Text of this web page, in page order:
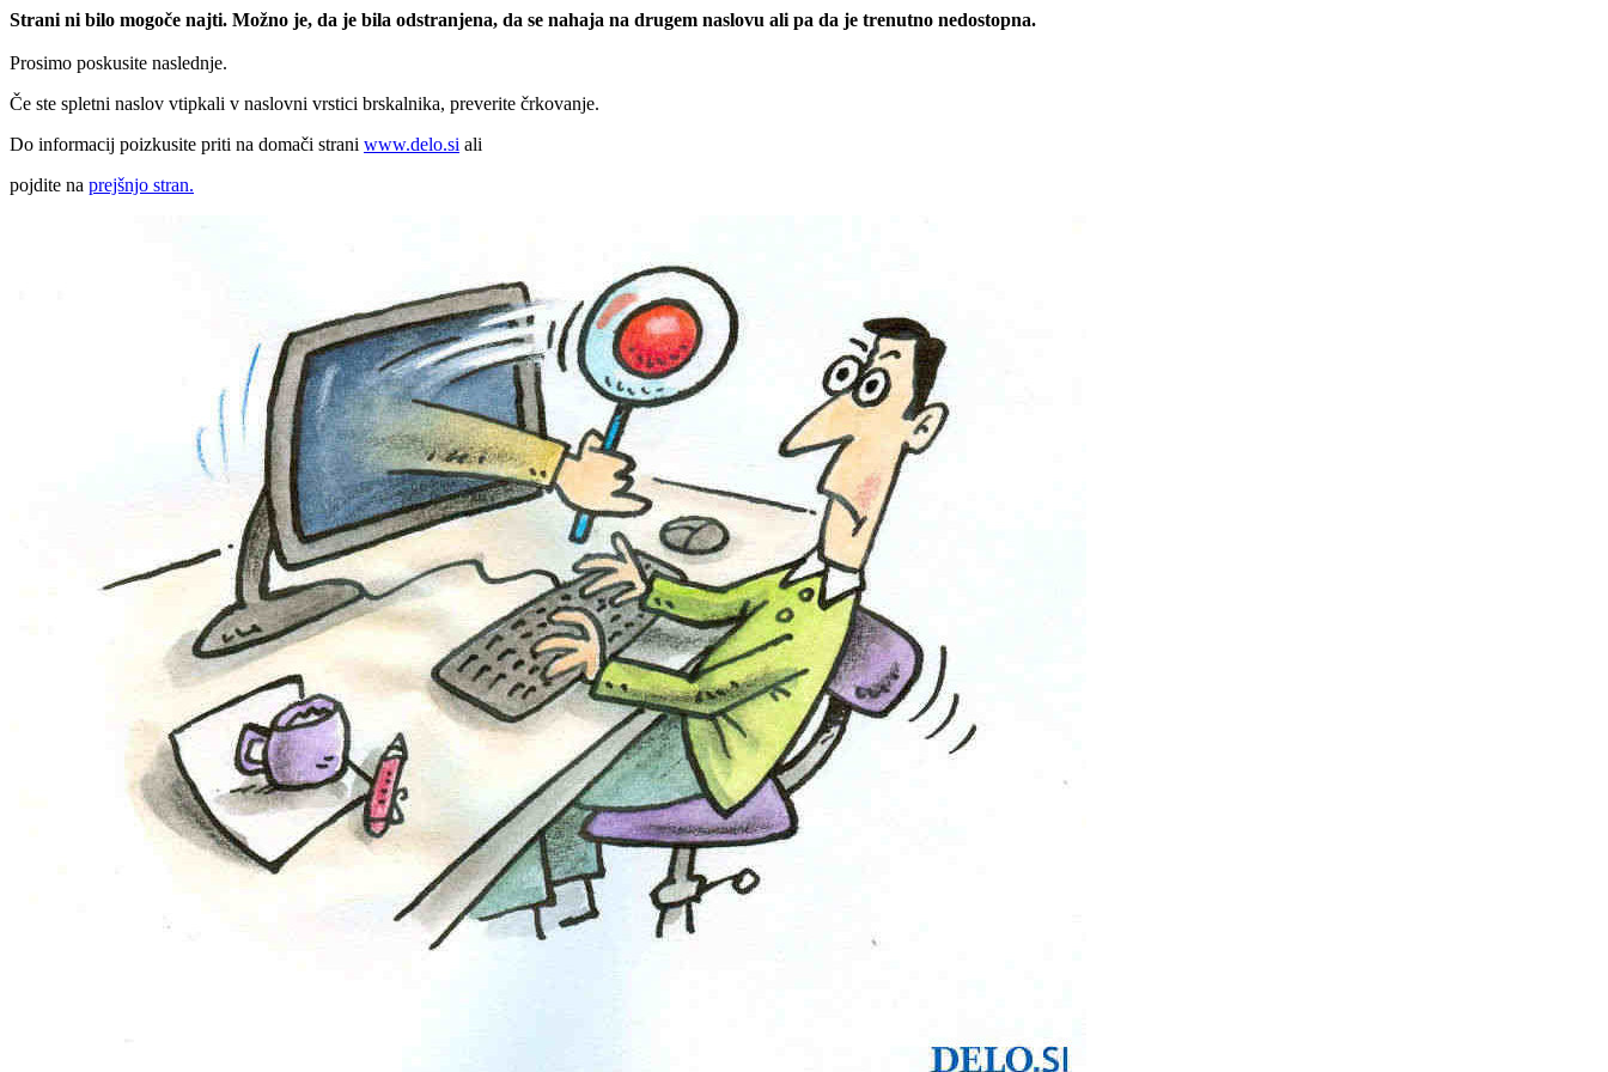
Strani ni bilo mogoče najti. Možno je, da je bila odstranjena, da se nahaja na drugem naslovu ali pa da je trenutno nedostopna.
Prosimo poskusite naslednje.
Če ste spletni naslov vtipkali v naslovni vrstici brskalnika, preverite črkovanje.
Do informacij poizkusite priti na domači strani www.delo.si ali
pojdite na prejšnjo stran.